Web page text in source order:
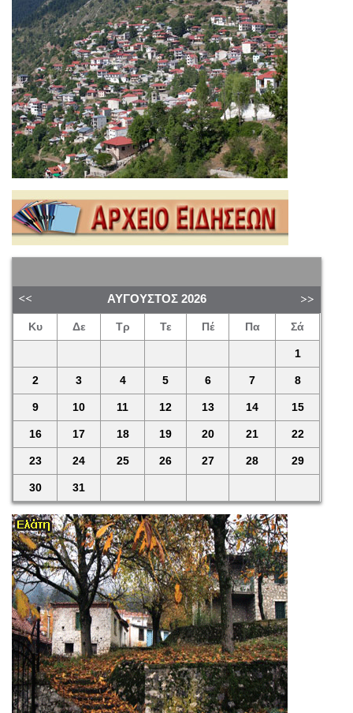
ΑΎΓΟΥΣΤΟΣ 2026
Κυ Δε Τρ Τε Πέ Πα Σά
1
2 3 4 5 6 7 8
9 10 11 12 13 14 15
16 17 18 19 20 21 22
23 24 25 26 27 28 29
30 31